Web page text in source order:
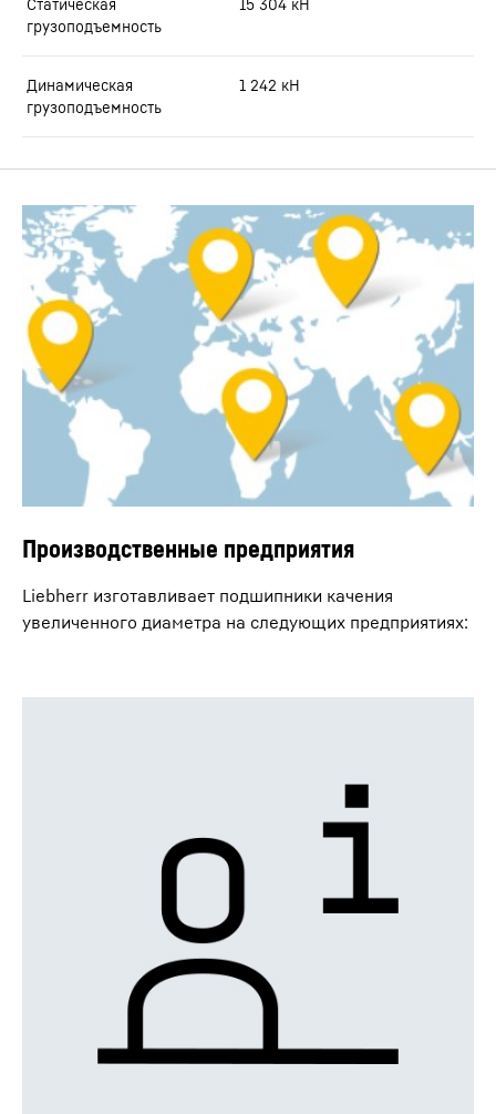
Статическая
грузоподъемность
15 304 кН
Динамическая
грузоподъемность
1 242 кН
Производственные предприятия
Liebherr изготавливает подшипники качения
увеличенного диаметра на следующих предприятиях: